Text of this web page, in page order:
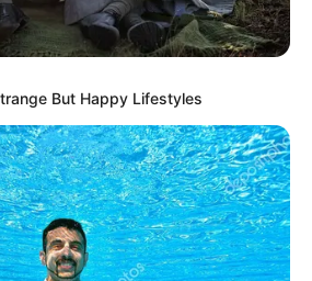
But Happy Lifestyles